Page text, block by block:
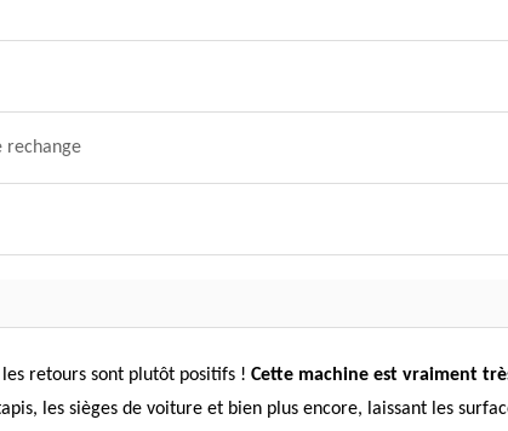
rechange
retours sont plutôt positifs ! Cette machine est vraiment
les sièges de voiture et bien plus encore, laissant les